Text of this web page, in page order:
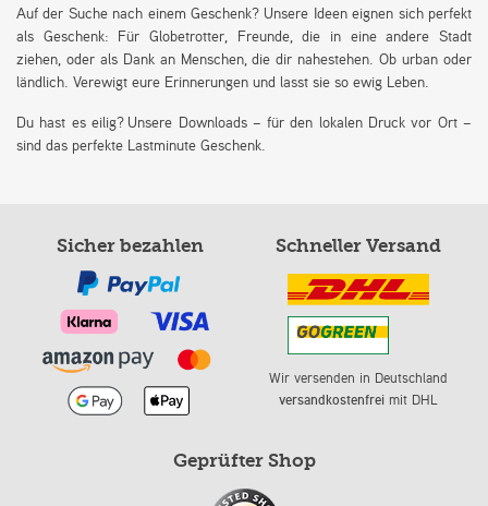
Auf der Suche nach einem Geschenk? Unsere Ideen eignen sich perfekt
als Geschenk: Für Globetrotter, Freunde, die in eine andere Stadt
ziehen, oder als Dank an Menschen, die dir nahestehen. Ob urban oder
ländlich. Verewigt eure Erinnerungen und lasst sie so ewig Leben.
Du hast es eilig? Unsere Downloads – für den lokalen Druck vor Ort –
sind das perfekte Lastminute Geschenk.
Sicher bezahlen Schneller Versand
Wir versenden in Deutschland
versandkostenfreimit DHL
Geprüfter Shop